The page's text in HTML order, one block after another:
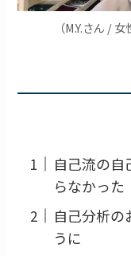
（M.Y.さん /
自己流の自
らなかった
自己分析の
うに